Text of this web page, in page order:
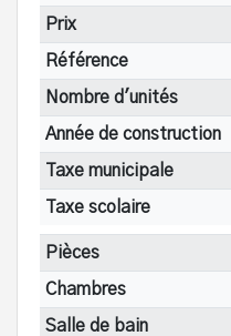
Prix
Référence
Nombre d'unités
Année de construction
Taxe municipale
Taxe scolaire
Pièces
Chambres
Salle de bain